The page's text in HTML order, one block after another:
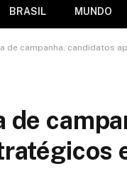
BRASIL MUNDO
de campanha, candidatos
de